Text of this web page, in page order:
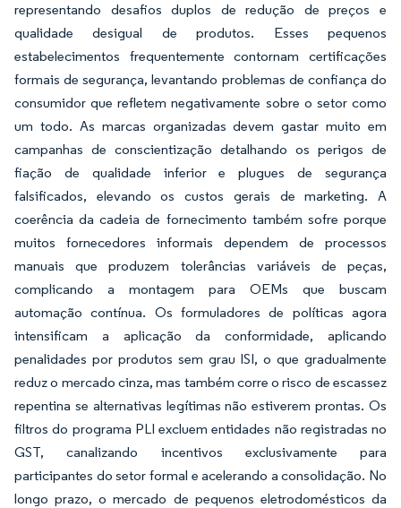
representando desafios duplos de redução de preços e
qualidade desigual de produtos. Esses pequenos
estabelecimentos frequentemente contornam certificações
formais de segurança, levantando problemas de confiança do
consumidor que refletem negativamente sobre o setor como
um todo. As marcas organizadas devem gastar muito em
campanhas de conscientização detalhando os perigos de
fiação de qualidade inferior e plugues de segurança
falsificados, elevando os custos gerais de marketing. A
coerência da cadeia de fornecimento também sofre porque
muitos fornecedores informais dependem de processos
manuais que produzem tolerâncias variáveis de peças,
complicando a montagem para OEMs que buscam
automação contínua. Os formuladores de políticas agora
intensificam a aplicação da conformidade, aplicando
penalidades por produtos sem grau ISI, o que gradualmente
reduz o mercado cinza, mas também corre o risco de escassez
repentina se alternativas legítimas não estiverem prontas. Os
filtros do programa PLI excluem entidades não registradas no
GST, canalizando incentivos exclusivamente para
participantes do setor formal e acelerando a consolidação. No
longo prazo, o mercado de pequenos eletrodomésticos da